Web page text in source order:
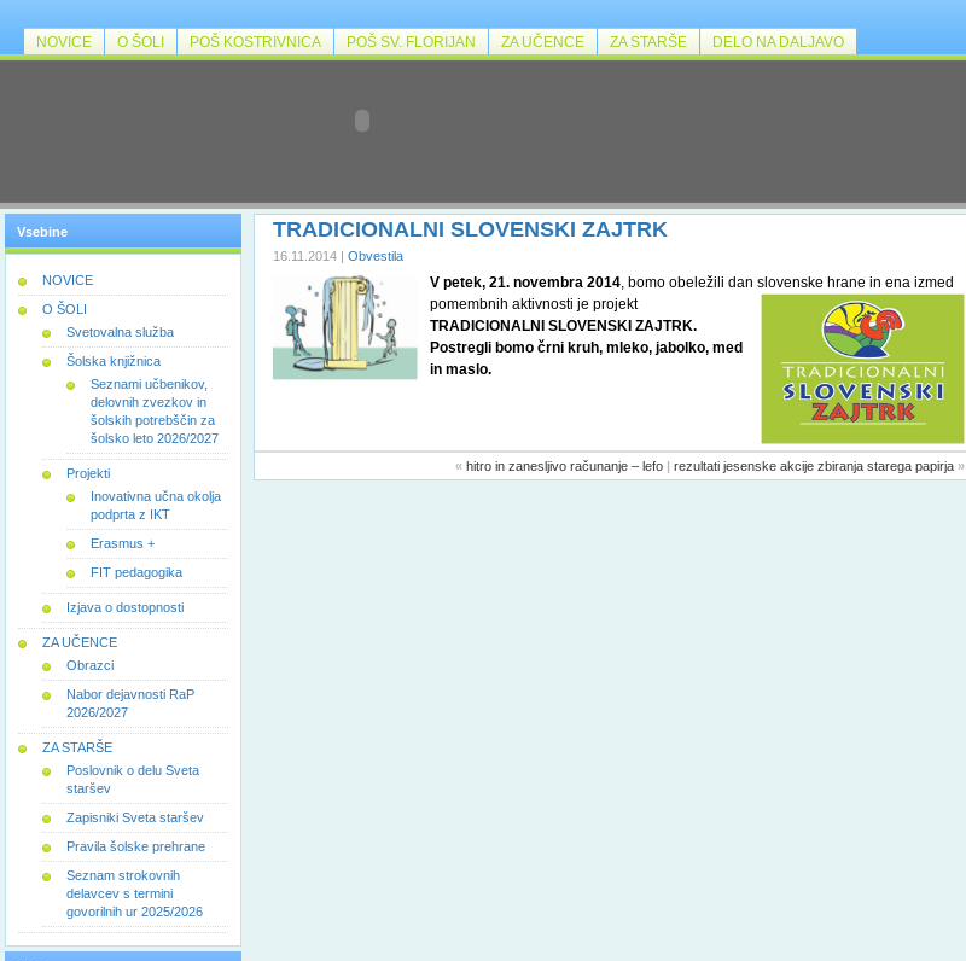
NOVICE O ŠOLI POŠ KOSTRIVNICA POŠ SV. FLORIJAN ZA UČENCE ZA STARŠE DELO NA DALJAVO
Vsebine
NOVICE
O ŠOLI
Svetovalna služba
Šolska knjižnica
Seznami učbenikov,
delovnih zvezkov in
šolskih potrebščin za
šolsko leto 2026/2027
Projekti
Inovativna učna okolja
podprta z IKT
Erasmus +
FIT pedagogika
Izjava o dostopnosti
ZA UČENCE
Obrazci
Nabor dejavnosti RaP
2026/2027
ZA STARŠE
Poslovnik o delu Sveta
staršev
Zapisniki Sveta staršev
Pravila šolske prehrane
Seznam strokovnih
delavcev s termini
govorilnih ur 2025/2026
TRADICIONALNI SLOVENSKI ZAJTRK
16.11.2014 | Obvestila
V petek, 21. novembra 2014, bomo obeležili dan slovenske hrane in ena izmed
pomembnih aktivnosti je projekt
TRADICIONALNI SLOVENSKI ZAJTRK.
Postregli bomo črni kruh, mleko, jabolko, med
in maslo.
« hitro in zanesljivo računanje – lefo| rezultati jesenske akcije zbiranja starega papirja»